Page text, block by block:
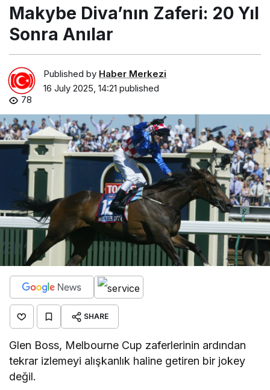
Makybe Diva’nın Zaferi: 20 Yıl
Sonra Anılar
Published by Haber Merkezi
16 July 2025, 14:21 published
78
SHARE
Glen Boss, Melbourne Cup zaferlerinin ardından
tekrar izlemeyi alışkanlık haline getiren bir jokey
değil.